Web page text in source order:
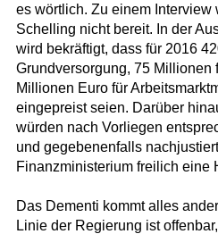
es wörtlich. Zu einem Interview
Schelling nicht bereit. In der
wird bekräftigt, dass für 2016
Grundversorgung, 75 Millionen
Millionen Euro für
eingepreist seien. Darüber
würden nach Vorliegen
und gegebenenfalls
Finanzministerium freilich eine
Das Dementi kommt alles
Linie der Regierung ist